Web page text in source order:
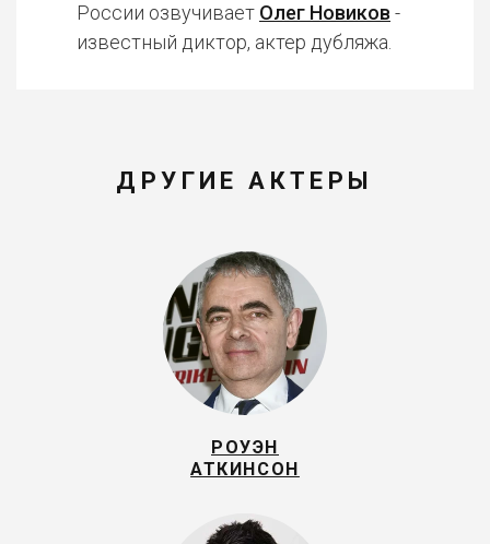
России озвучивает Олег Новиков -
известный диктор, актер дубляжа.
ДРУГИЕ АКТЕРЫ
РОУЭН
АТКИНСОН